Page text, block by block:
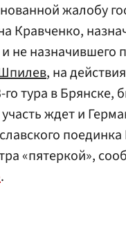
жалобу
Кравченко,
не назначившего
, на
тура в Брянске,
ждет и
«пятеркой»,
.